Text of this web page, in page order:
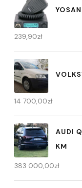
239,90zł
14 700,00zł
AUDI
KM
383 000,00zł